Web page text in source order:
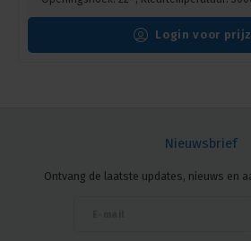
Login voor
Nieuwsbrief
Ontvang de laatste updates, nieuws en